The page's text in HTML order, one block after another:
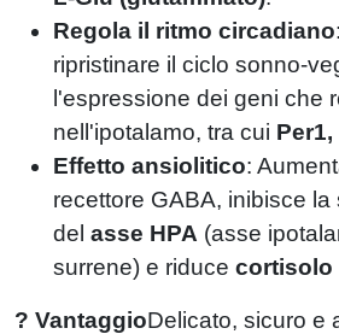
Regola il ritmo circadiano
ripristinare il ciclo sonno-
l'espressione dei geni che
nell'ipotalamo, tra cui
Effetto ansiolitico:
recettore GABA, inibisce
del asse HPA (asse
surrene) e riduce cortisolo
? VantaggioDelicato, sicuro e